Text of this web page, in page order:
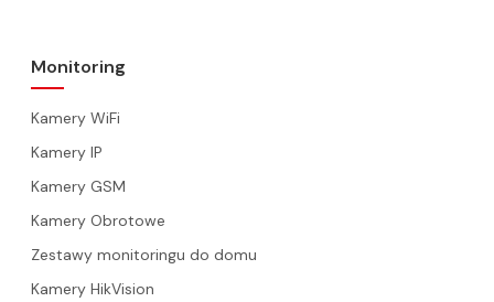
Monitoring
Kamery WiFi
Kamery IP
Kamery GSM
Kamery Obrotowe
Zestawy monitoringu do domu
Kamery HikVision